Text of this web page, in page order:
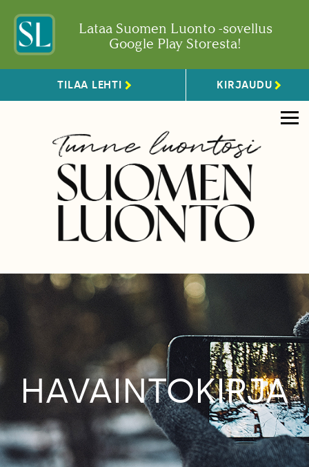
Lataa Suomen Luonto -sovellus
Google Play Storesta!
TILAA LEHTI KIRJAUDU
HAVAINTOKIRJA